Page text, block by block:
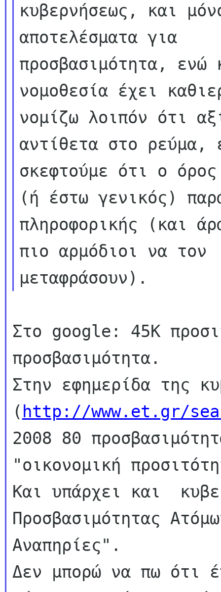
κυβερνήσεως, και
αποτελέσματα για
προσβασιμότητα, ενώ
νομοθεσία έχει
νομίζω λοιπόν ότι
αντίθετα στο ρεύμα,
σκεφτούμε ότι ο
(ή έστω γενικός)
πληροφορικής (και
πιο αρμόδιοι να τον
Στο google: 45Κ
προσβασιμότητα.
Στην εφημερίδα της
( http://www.et.gr/
2008 80
"οικονομική
Και υπάρχει και
Προσβασιμότητας
Αναπηρίες".
Δεν μπορώ να πω ότι